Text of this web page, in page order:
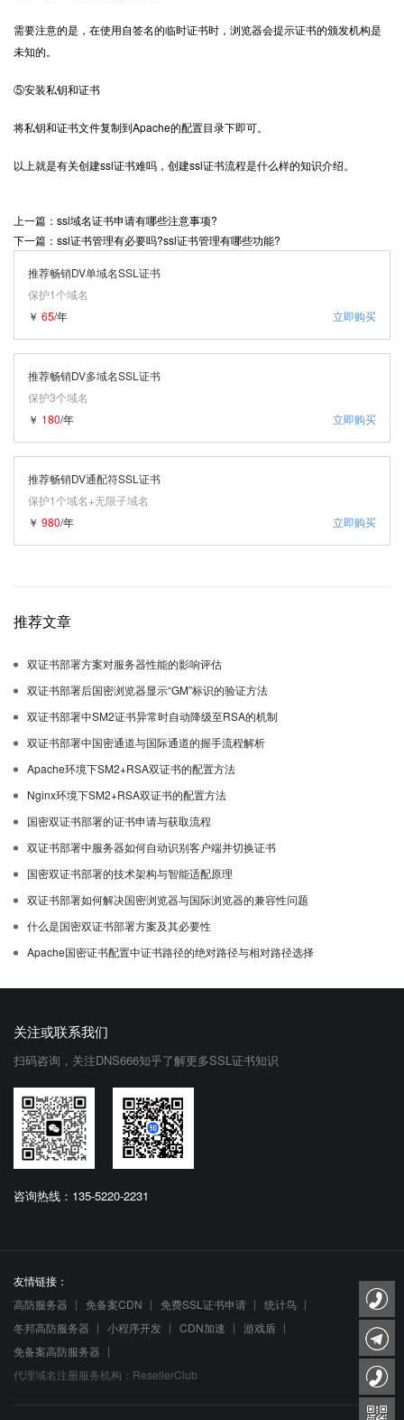
需要注意的是，在使用自签名的临时证书时，浏览器会提示证书的颁发机构是
未知的。
⑤安装私钥和证书
将私钥和证书文件复制到Apache的配置目录下即可。
以上就是有关创建ssl证书难吗，创建ssl证书流程是什么样的知识介绍。
上一篇：ssl域名证书申请有哪些注意事项?
下一篇：ssl证书管理有必要吗?ssl证书管理有哪些功能?
推荐畅销DV单域名SSL证书
保护1个域名
立即购买
￥ 65/年
推荐畅销DV多域名SSL证书
保护3个域名
立即购买
￥ 180/年
推荐畅销DV通配符SSL证书
保护1个域名+无限子域名
立即购买
￥ 980/年
推荐文章
双证书部署方案对服务器性能的影响评估
双证书部署后国密浏览器显示“GM”标识的验证方法
双证书部署中SM2证书异常时自动降级至RSA的机制
双证书部署中国密通道与国际通道的握手流程解析
Apache环境下SM2+RSA双证书的配置方法
Nginx环境下SM2+RSA双证书的配置方法
国密双证书部署的证书申请与获取流程
双证书部署中服务器如何自动识别客户端并切换证书
国密双证书部署的技术架构与智能适配原理
双证书部署如何解决国密浏览器与国际浏览器的兼容性问题
什么是国密双证书部署方案及其必要性
Apache国密证书配置中证书路径的绝对路径与相对路径选择
关注或联系我们
扫码咨询，关注DNS666知乎了解更多SSL证书知识
咨询热线：135-5220-2231
友情链接：
高防服务器
免备案CDN 免费SSL证书申请
统计鸟
冬邦高防服务器
小程序开发 CDN加速
游戏盾
免备案高防服务器
代理域名注册服务机构：ResellerClub